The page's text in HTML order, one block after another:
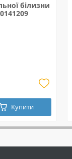
білизни
Купити